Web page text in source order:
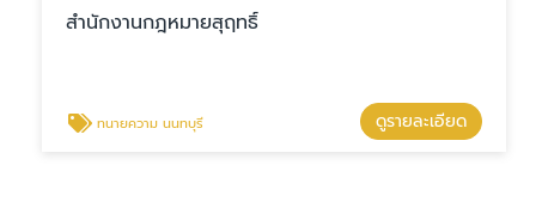
สำนักงานกฎหมายสุฤทธิ์
ทนายความ นนทบุรี ดูรายละเอียด